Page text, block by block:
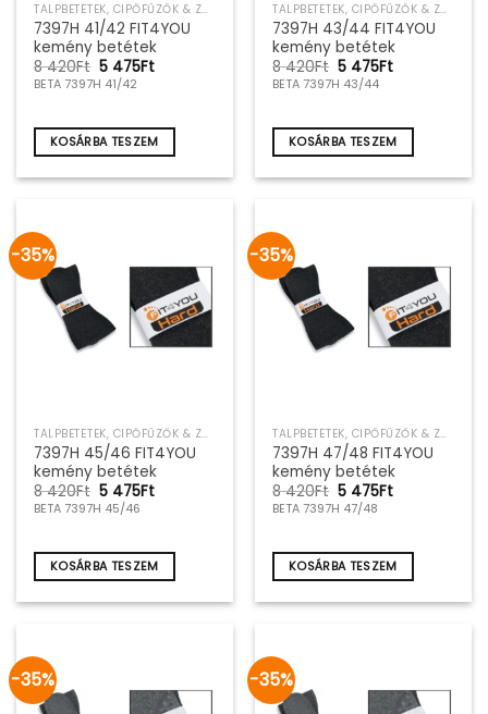
TALPBETÉTEK, CIPŐFŰZŐK & ZOKNIK
7397H 41/42 FIT4YOU
kemény betétek
8 420Ft Original
price
was:
420Ft.
5 475FtCurrent
475Ft.
BETA 7397H 41/42
KOSÁRBA TESZEM
TALPBETÉTEK, CIPŐFŰZŐK & ZOKNIK
7397H 43/44 FIT4YOU
kemény betétek
8 420Ft Original
price
was:
420Ft.
5 475FtCurrent
475Ft.
BETA 7397H 43/44
KOSÁRBA TESZEM
-35%
TALPBETÉTEK, CIPŐFŰZŐK & ZOKNIK
7397H 45/46 FIT4YOU
kemény betétek
8 420Ft Original
price
was:
420Ft.
5 475FtCurrent
475Ft.
BETA 7397H 45/46
KOSÁRBA TESZEM
-35%
TALPBETÉTEK, CIPŐFŰZŐK & ZOKNIK
7397H 47/48 FIT4YOU
kemény betétek
8 420Ft Original
price
was:
420Ft.
5 475FtCurrent
475Ft.
BETA 7397H 47/48
KOSÁRBA TESZEM
-35% -35%